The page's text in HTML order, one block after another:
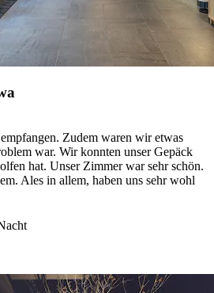
Zudem waren wir etwas
war. Wir konnten unser Gepäck
hat. Unser Zimmer war sehr schön.
Ales in allem, haben uns sehr wohl